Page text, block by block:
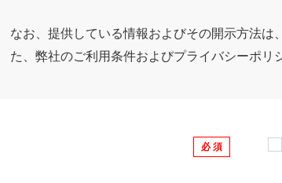
なお、提供している情報およびその開示方法
た、弊社のご利用条件およびプライバシーポリ
必 須